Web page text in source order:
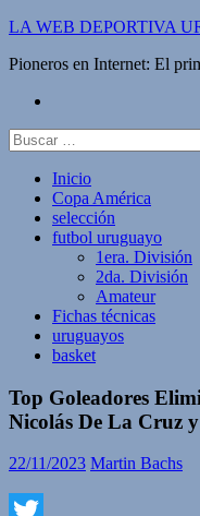
Saltar
contenido
LA WEB DEPORTIVA
Pioneros en Internet: El
Buscar:
Inicio
Copa América
selección
futbol uruguayo
1era. División
2da. División
Amateur
Fichas técnicas
uruguayos
basket
Top Goleadores
Nicolás De La Cruz
22/11/2023 Martin Bachs